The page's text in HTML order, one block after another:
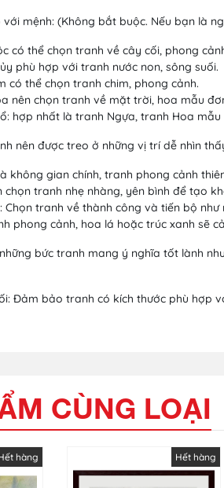
mệnh: (Không bắt buộc. Nếu bạn là
có thể chọn tranh về cây cối, phong
phù hợp với tranh nước non, sông suối.
có thể chọn tranh chim, phong cảnh.
nên chọn tranh về mặt trời, hoa mẫu
hợp nhất là tranh Ngựa, tranh Hoa mẫu
nên được treo ở những vị trí dễ nhìn
không gian chính, tranh phong cảnh
chọn tranh nhẹ nhàng, yên bình để tạo
Chọn tranh về thành công và tiến bộ
phong cảnh, hoa lá hoặc trúc xanh sẽ
bức tranh mang ý nghĩa tốt lành
Đảm bảo tranh có kích thước phù hợp
CÙNG LOẠI
hàng Hết hàng